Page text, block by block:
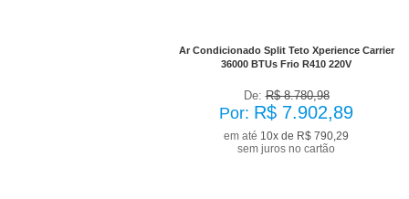
Ar Condicionado Split Teto Xperience Carrier
36000 BTUs Frio R410 220V
De:R$ 8.780,98
Por: R$ 7.902,89
em até 10x de R$ 790,29
sem juros no cartão